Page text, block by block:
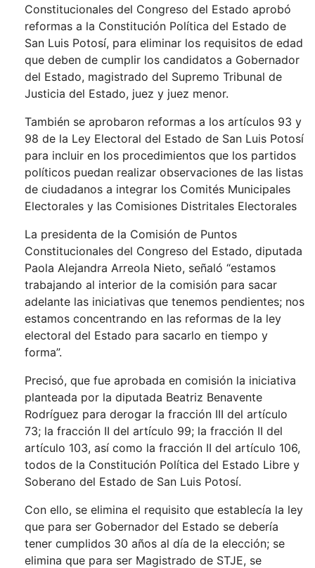
Constitucionales del Congreso del Estado aprobó
reformas a la Constitución Política del Estado de
San Luis Potosí, para eliminar los requisitos de edad
que deben de cumplir los candidatos a Gobernador
del Estado, magistrado del Supremo Tribunal de
Justicia del Estado, juez y juez menor.
También se aprobaron reformas a los artículos 93 y
98 de la Ley Electoral del Estado de San Luis Potosí
para incluir en los procedimientos que los partidos
políticos puedan realizar observaciones de las listas
de ciudadanos a integrar los Comités Municipales
Electorales y las Comisiones Distritales Electorales
La presidenta de la Comisión de Puntos
Constitucionales del Congreso del Estado, diputada
Paola Alejandra Arreola Nieto, señaló “estamos
trabajando al interior de la comisión para sacar
adelante las iniciativas que tenemos pendientes; nos
estamos concentrando en las reformas de la ley
electoral del Estado para sacarlo en tiempo y
forma”.
Precisó, que fue aprobada en comisión la iniciativa
planteada por la diputada Beatriz Benavente
Rodríguez para derogar la fracción III del artículo
73; la fracción II del artículo 99; la fracción II del
artículo 103, así como la fracción II del artículo 106,
todos de la Constitución Política del Estado Libre y
Soberano del Estado de San Luis Potosí.
Con ello, se elimina el requisito que establecía la ley
que para ser Gobernador del Estado se debería
tener cumplidos 30 años al día de la elección; se
elimina que para ser Magistrado de STJE, se